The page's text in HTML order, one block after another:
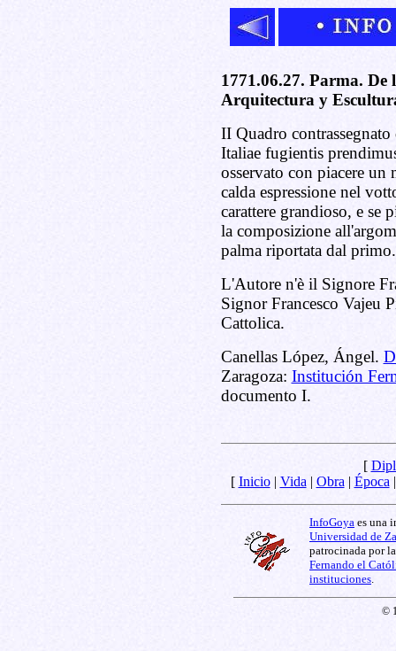
1771.06.27. Parma.
Arquitectura y
II Quadro
Italiae fugientis
osservato con piacere
calda espressione nel
carattere grandioso, e se
la composizione
palma riportata dal primo.
L'Autore n'è il Signore
Signor Francesco Vajeu
Cattolica.
Canellas López, Ángel.
Zaragoza: Institución
documento I.
[
[ Inicio| Vida | Obra | Época
InfoGoya es una
Universidad de
patrocinada por
Fernando el
instituciones
©